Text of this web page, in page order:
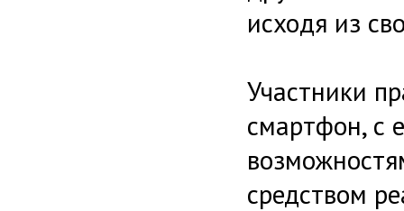
исходя из
Участники
смартфон, с
средством